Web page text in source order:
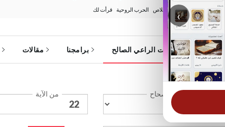
‹ الأكثر بحثًا: خبزنا اليومي الخلاص الحرب الروحية قرأت لك
الرئيسية خدمات الراعي الصالح برامجنا مقالات
الإصحاح من الآية